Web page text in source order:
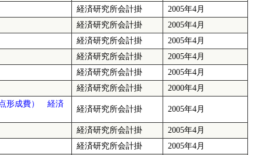
経済研究所会計掛
2005年4月
経済研究所会計掛
2005年4月
経済研究所会計掛
2005年4月
経済研究所会計掛
2005年4月
経済研究所会計掛
2005年4月
経済研究所会計掛 2000年4月
形成費） 経済
経済研究所会計掛 2005年4月
経済研究所会計掛
2005年4月
経済研究所会計掛 2005年4月